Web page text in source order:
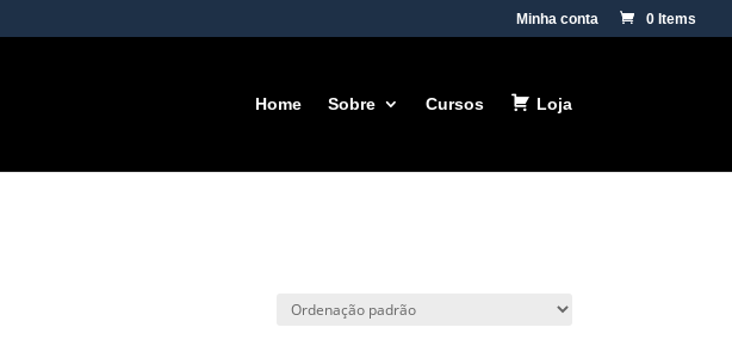
Minha conta 0 Items
Home Sobre Cursos Loja